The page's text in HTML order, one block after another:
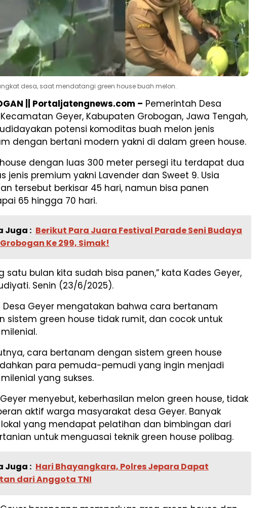
desa, saat mendatangi green house buah melon.
|| Portaljatengnews.com – Pemerintah Desa
Kecamatan Geyer, Kabupaten Grobogan, Jawa Tengah,
potensi komoditas buah melon jenis
dengan bertani modern yakni di dalam green house.
dengan luas 300 meter persegi itu terdapat dua
jenis premium yakni Lavender dan Sweet 9. Usia
tersebut berkisar 45 hari, namun bisa panen
65 hingga 70 hari.
Juga : Berikut Para Juara Festival Parade Seni Budaya
Grobogan Ke 299, Simak!
satu bulan kita sudah bisa panen,” kata Kades Geyer,
Senin (23/6/2025).
Desa Geyer mengatakan bahwa cara bertanam
sistem green house tidak rumit, dan cocok untuk
cara bertanam dengan sistem green house
para pemuda-pemudi yang ingin menjadi
yang sukses.
menyebut, keberhasilan melon green house, tidak
aktif warga masyarakat desa Geyer. Banyak
yang mendapat pelatihan dan bimbingan dari
untuk menguasai teknik green house polibag.
Juga : Hari Bhayangkara, Polres Jepara Dapat
dari Anggota TNI